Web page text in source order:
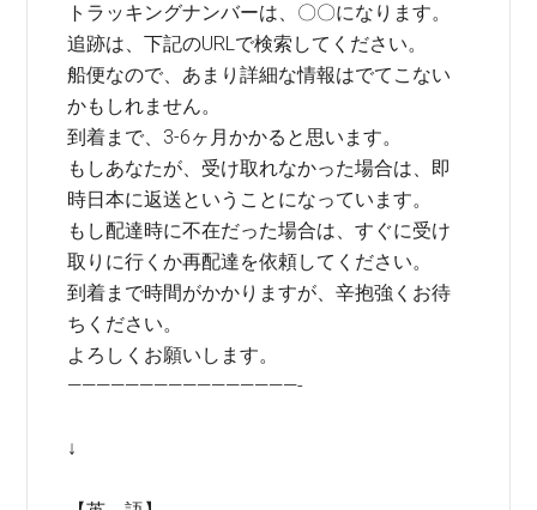
トラッキングナンバーは、〇〇になります。
追跡は、下記のURLで検索してください。
船便なので、あまり詳細な情報はでてこない
かもしれません。
到着まで、3-6ヶ月かかると思います。
もしあなたが、受け取れなかった場合は、即
時日本に返送ということになっています。
もし配達時に不在だった場合は、すぐに受け
取りに行くか再配達を依頼してください。
到着まで時間がかかりますが、辛抱強くお待
ちください。
よろしくお願いします。
————————————————-
↓